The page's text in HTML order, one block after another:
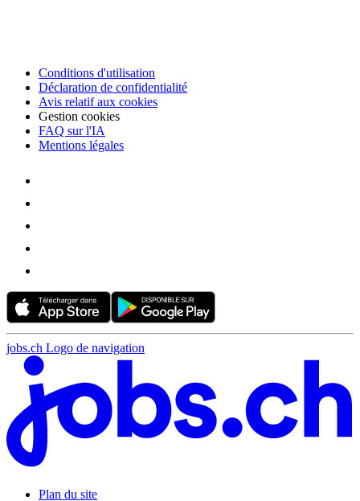
Conditions d'utilisation
Déclaration de confidentialité
Avis relatif aux cookies
Gestion cookies
FAQ sur l'IA
Mentions légales
jobs.ch Logo de navigation
Plan du site